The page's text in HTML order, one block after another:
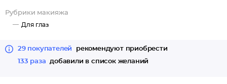
Рубрики макияжа
Для глаз
29 покупателей
рекомендуют приобрести
133 раза
добавили в список желаний